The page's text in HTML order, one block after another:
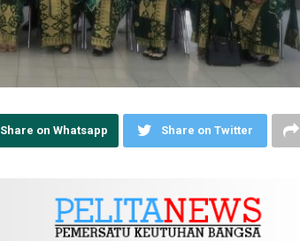
Share on Whatsapp Share on Twitter